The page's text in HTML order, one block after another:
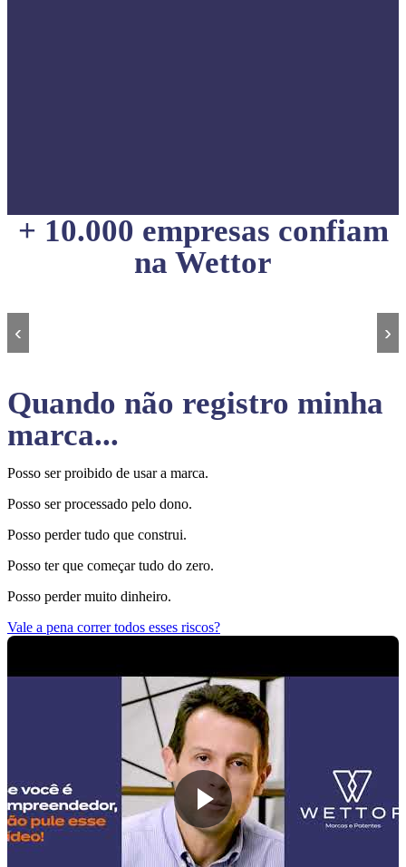
+ 10.000 empresas confiam
na Wettor
‹ ›
Quando não registro minha
marca...
Posso ser proibido de usar a marca.
Posso ser processado pelo dono.
Posso perder tudo que construi.
Posso ter que começar tudo do zero.
Posso perder muito dinheiro.
Vale a pena correr todos esses riscos?